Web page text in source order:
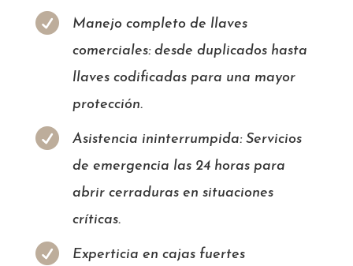

Manejo completo de llaves
comerciales: desde duplicados hasta
llaves codificadas para una mayor
protección.

Asistencia ininterrumpida: Servicios
de emergencia las 24 horas para
abrir cerraduras en situaciones
críticas.

Experticia en cajas fuertes